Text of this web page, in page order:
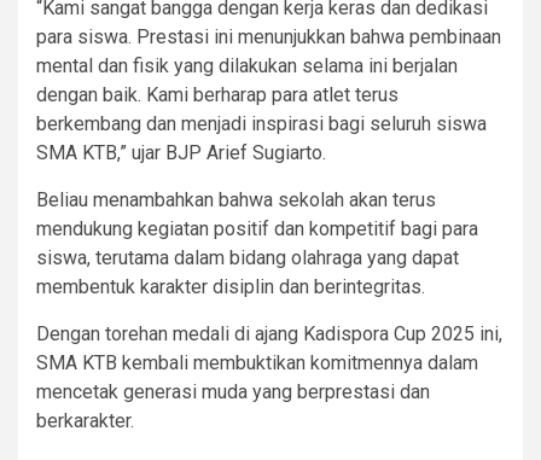
“Kami sangat bangga dengan kerja keras dan dedikasi
para siswa. Prestasi ini menunjukkan bahwa pembinaan
mental dan fisik yang dilakukan selama ini berjalan
dengan baik. Kami berharap para atlet terus
berkembang dan menjadi inspirasi bagi seluruh siswa
SMA KTB,” ujar BJP Arief Sugiarto.
Beliau menambahkan bahwa sekolah akan terus
mendukung kegiatan positif dan kompetitif bagi para
siswa, terutama dalam bidang olahraga yang dapat
membentuk karakter disiplin dan berintegritas.
Dengan torehan medali di ajang Kadispora Cup 2025 ini,
SMA KTB kembali membuktikan komitmennya dalam
mencetak generasi muda yang berprestasi dan
berkarakter.